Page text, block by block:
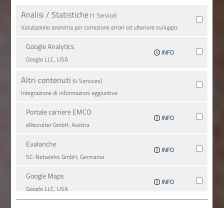
Analisi / Statistiche(1 Service)
Valutazione anonima per correzione errori ed ulteriore sviluppo.
Google Analytics
Google LLC, USA
INFO
Altri contenuti (4 Services)
Integrazione di informazioni aggiuntive
Portale carriere EMCO
eRecruiter GmbH, Austria
INFO
Evalanche
SC-Networks GmbH, Germania
INFO
Google Maps
Google LLC, USA
INFO